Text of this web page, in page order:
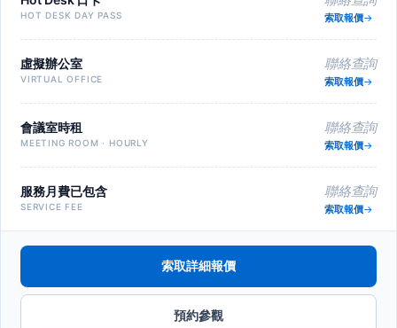
HOT DESK DAY PASS 索取報價
虛擬辦公室
VIRTUAL OFFICE
聯絡查詢
索取報價
會議室時租
MEETING ROOM · HOURLY
聯絡查詢
索取報價
服務月費已包含
SERVICE FEE
聯絡查詢
索取報價
索取詳細報價
預約參觀